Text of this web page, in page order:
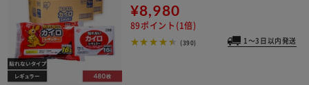
¥8,980
89ポイント(1倍)
(390) 1～3日以内発送
※ご確認ください